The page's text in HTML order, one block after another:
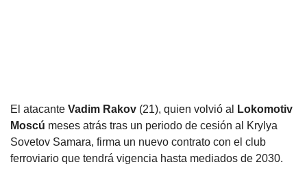
El atacante Vadim Rakov (21), quien volvió al
Lokomotiv
Moscú meses atrás tras un periodo de cesión al Krylya
Sovetov Samara, firma un nuevo contrato con el club
ferroviario que tendrá vigencia hasta mediados de 2030.